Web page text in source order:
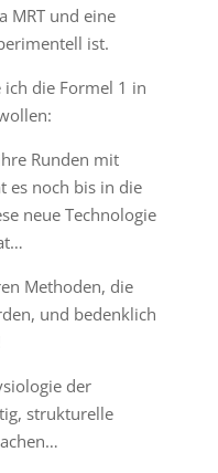
MRT und eine
ist.
ich die Formel 1 in
Runden mit
es noch bis in die
neue Technologie
Methoden, die
und bedenklich
der
strukturelle